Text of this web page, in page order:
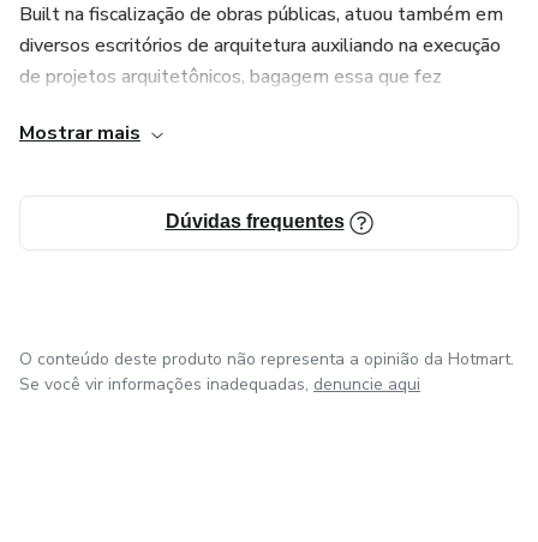
Built na fiscalização de obras públicas, atuou também em
diversos escritórios de arquitetura auxiliando na execução
de projetos arquitetônicos, bagagem essa que fez
tornar Arquiteta e Urbanista.
Desenvolve todos seus projetos e demais serviços
utilizando a tecnologia BIM (Building Information
Mostrar mais
Dúvidas frequentes
O conteúdo deste produto não representa a opinião da Hotmart.
Se você vir informações inadequadas, denuncie aqui